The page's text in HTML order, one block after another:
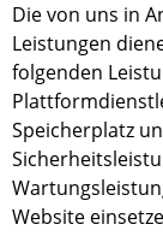
Die von uns in
Leistungen
folgenden
Speicherplatz
Website